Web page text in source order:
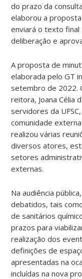
do prazo da
elaborou a
enviará o texto final
deliberação e
A proposta de
elaborada pelo GT
setembro de 2022.
reitora, Joana Célia
servidores da
comunidade
realizou várias
diversos atores,
setores
externas.
Na audiência
debatidos, tais
de sanitários
prazos para
realização dos
definições de
apresentadas na
incluídas na nova